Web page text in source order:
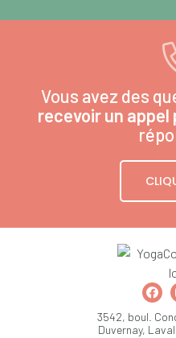
Vous avez des
recevoir un appel
3542, boul.
Duvernay, Laval